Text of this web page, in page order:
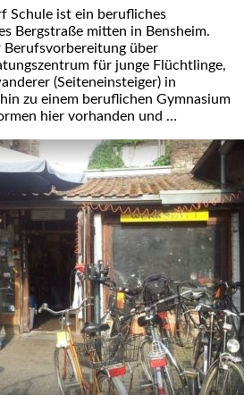
Schule ist ein berufliches
Bergstraße mitten in Bensheim.
Berufsvorbereitung über
für junge Flüchtlinge,
(Seiteneinsteiger) in
zu einem beruflichen Gymnasium
hier vorhanden und …